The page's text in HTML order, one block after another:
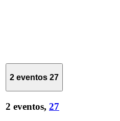
2 eventos 27
2 eventos, 27